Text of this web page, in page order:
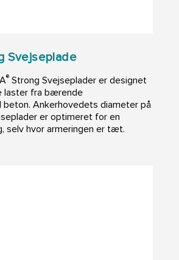
Svejseplade
® Strong Svejseplader er designet
laster fra bærende
Ankerhovedets diameter på
er optimeret for en
selv hvor armeringen er tæt.